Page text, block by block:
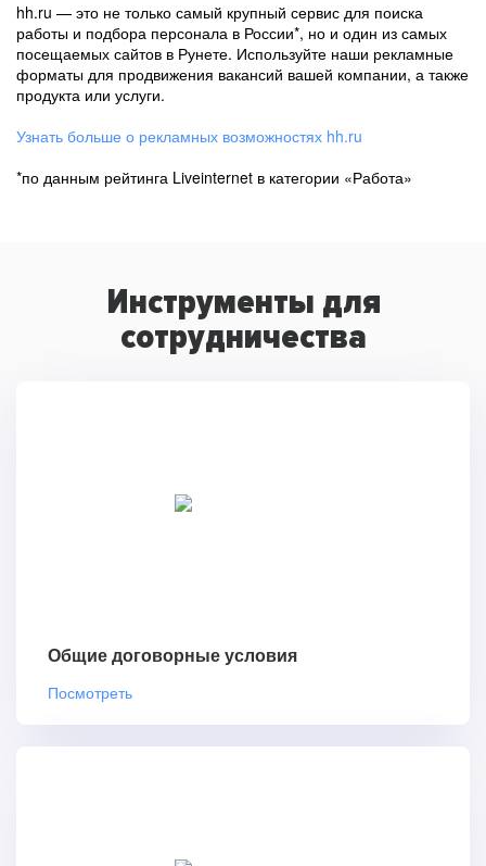
hh.ru — это не только самый крупный сервис для поиска
работы и подбора персонала в России*, но и один из самых
посещаемых сайтов в Рунете. Используйте наши рекламные
форматы для продвижения вакансий вашей компании, а также
продукта или услуги.
Узнать больше о рекламных возможностях hh.ru
*по данным рейтинга Liveinternet в категории «Работа»
Инструменты для
сотрудничества
Общие договорные условия
Посмотреть